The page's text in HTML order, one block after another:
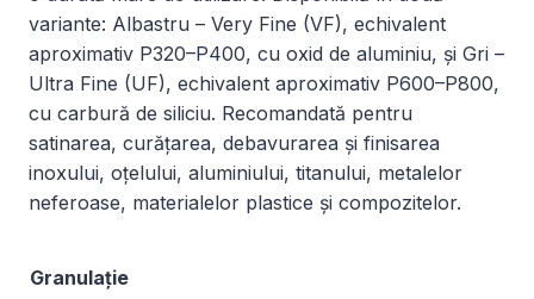
variante: Albastru – Very Fine (VF), echivalent
aproximativ P320–P400, cu oxid de aluminiu, și Gri –
Ultra Fine (UF), echivalent aproximativ P600–P800,
cu carbură de siliciu. Recomandată pentru
satinarea, curățarea, debavurarea și finisarea
inoxului, oțelului, aluminiului, titanului, metalelor
neferoase, materialelor plastice și compozitelor.
Granulație